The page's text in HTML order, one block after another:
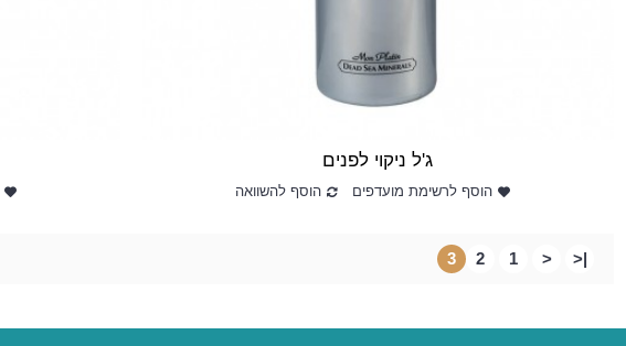
ג'ל ניקוי לפנים
הוסף לרשימת מועדפים הוסף להשוואה
|<
<
1
2
3